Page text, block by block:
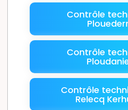
Contrôle
Contrôle
Contrôle
Relecq